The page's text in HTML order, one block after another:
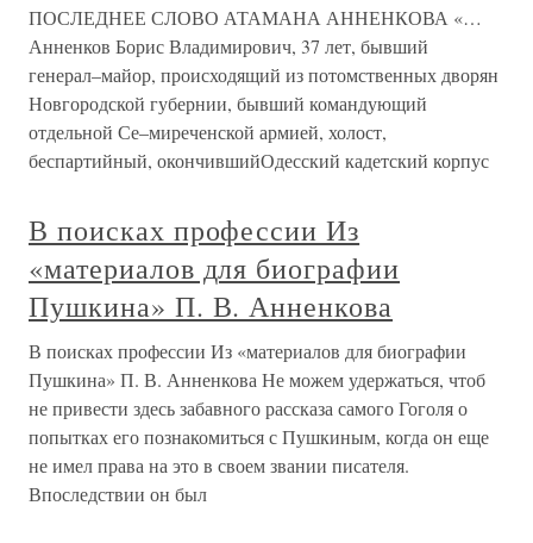
ПОСЛЕДНЕЕ СЛОВО АТАМАНА АННЕНКОВА «…
Анненков Борис Владимирович, 37 лет, бывший
генерал–майор, происходящий из потомственных дворян
Новгородской губернии, бывший командующий
отдельной Се–миреченской армией, холост,
беспартийный, окончившийОдесский кадетский корпус
В поисках профессии Из
«материалов для биографии
Пушкина» П. В. Анненкова
В поисках профессии Из «материалов для биографии
Пушкина» П. В. Анненкова Не можем удержаться, чтоб
не привести здесь забавного рассказа самого Гоголя о
попытках его познакомиться с Пушкиным, когда он еще
не имел права на это в своем звании писателя.
Впоследствии он был